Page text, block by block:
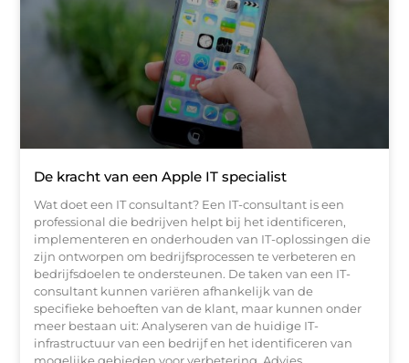
De kracht van een Apple IT specialist
Wat doet een IT consultant? Een IT-consultant is een
professional die bedrijven helpt bij het identificeren,
implementeren en onderhouden van IT-oplossingen die
zijn ontworpen om bedrijfsprocessen te verbeteren en
bedrijfsdoelen te ondersteunen. De taken van een IT-
consultant kunnen variëren afhankelijk van de
specifieke behoeften van de klant, maar kunnen onder
meer bestaan uit: Analyseren van de huidige IT-
infrastructuur van een bedrijf en het identificeren van
mogelijke gebieden voor verbetering. Advies